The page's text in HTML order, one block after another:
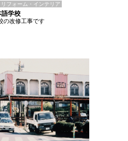
リフォーム・インテリア
語学校
の改修工事です